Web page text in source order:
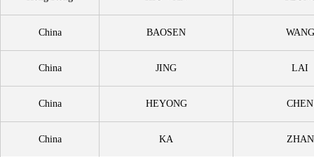
China BAOSEN WANG
China JING LAI
China HEYONG CHEN
China KA ZHAN